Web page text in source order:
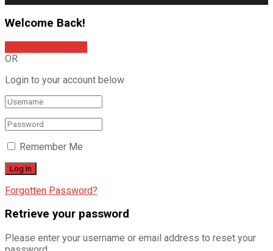
Welcome Back!
OR
Login to your account below
Remember Me
Forgotten Password?
Retrieve your password
Please enter your username or email address to reset your